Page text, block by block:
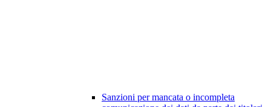
Sanzioni per mancata o incompleta